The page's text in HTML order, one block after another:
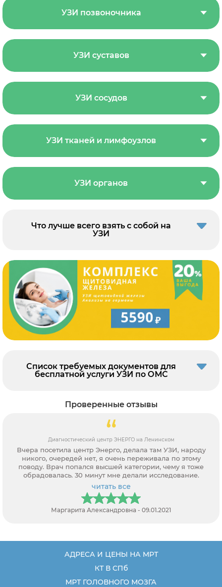
УЗИ позвоночника
УЗИ суставов
УЗИ сосудов
УЗИ тканей и лимфоузлов
УЗИ органов
Что лучше всего взять с собой на
УЗИ
Список требуемых документов для
бесплатной услуги УЗИ по ОМС
Проверенные отзывы
Диагностический центр ЭНЕРГО на Ленинском
Вчера посетила центр Энерго, делала там УЗИ, народу
никого, очередей нет, я очень переживала по этому
поводу. Врач попался высшей категории, чему я тоже
обрадовалась. 30 минут мне делали исследование.
читать все
Маргарита Александровна - 09.01.2021
АДРЕСА И ЦЕНЫ НА МРТ
КТ В СПб
МРТ ГОЛОВНОГО МОЗГА